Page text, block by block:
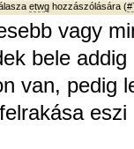
etwg hozzászólására (
vagy
bele
van, pedig